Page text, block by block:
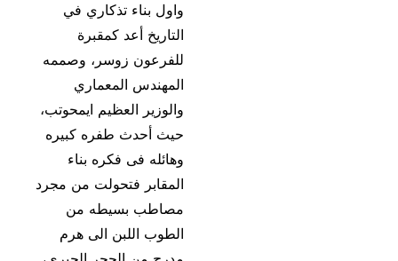
واول بناء تذكاري في
التاريخ أعد كمقبرة
للفرعون زوسر، وصممه
المهندس المعماري
والوزير العظيم ايمحوتب،
حيث أحدث طفره كبيره
وهائله فى فكره بناء
المقابر فتحولت من مجرد
مصاطب بسيطه من
الطوب اللبن الى هرم